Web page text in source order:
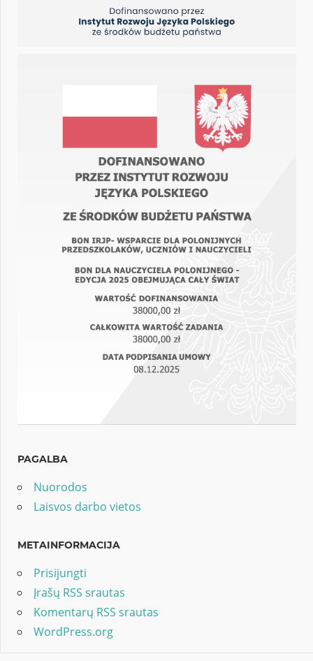
PAGALBA
Nuorodos
Laisvos darbo vietos
METAINFORMACIJA
Prisijungti
Įrašų RSS srautas
Komentarų RSS srautas
WordPress.org